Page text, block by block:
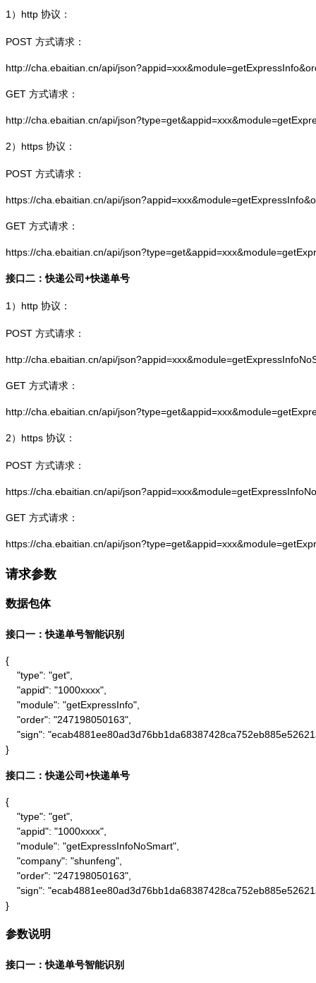
1） http 协议：
POST 方式请求：
http://cha.ebaitian.cn/api/
GET 方式请求：
http://cha.ebaitian.cn/api/
2） https 协议：
POST 方式请求：
https://cha.ebaitian.cn/api/
GET 方式请求：
https://cha.ebaitian.cn/api/
接口二：快递公司+快递单号
1） http 协议：
POST 方式请求：
http://cha.ebaitian.cn/api/
GET 方式请求：
http://cha.ebaitian.cn/api/
2） https 协议：
POST 方式请求：
https://cha.ebaitian.cn/api/
GET 方式请求：
https://cha.ebaitian.cn/api/
请求参数
数据包体
接口一：快递单号智能识别
{
    "type": "get",
    "appid": "1000xxxx",
    "module": "getExpressInfo",
    "order": "247198050163",
"sign":
}
接口二：快递公司+快递单号
{
    "type": "get",
    "appid": "1000xxxx",
    "module": "getExpressInfoNoSmart",
    "company": "shunfeng",
    "order": "247198050163",
"sign":
}
参数说明
接口一：快递单号智能识别